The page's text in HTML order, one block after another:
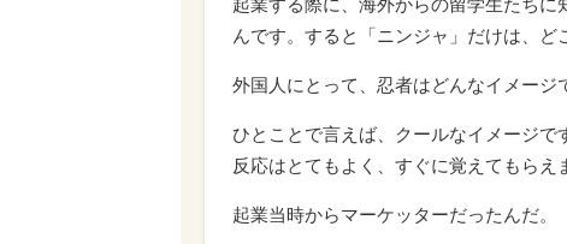
起業する際に、海外からの留学生たち
んです。すると「ニンジャ」だけは、ど
外国人にとって、忍者はどんなイメージ
ひとことで言えば、クールなイメージ
反応はとてもよく、すぐに覚えてもらえ
起業当時からマーケッターだったんだ。